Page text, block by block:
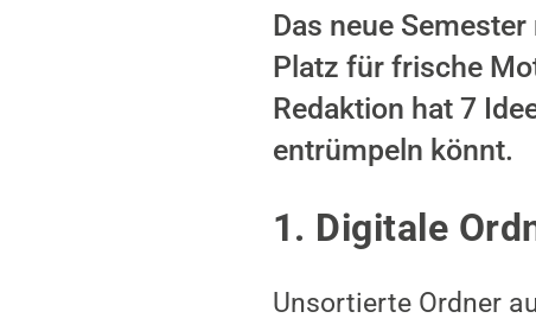
Das neue
Platz für frische
Redaktion hat 7
entrümpeln könnt.
1. Digitale
Unsortierte Ordner